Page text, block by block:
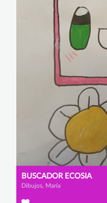
BUSCADOR ECOSIA
Dibujos, María